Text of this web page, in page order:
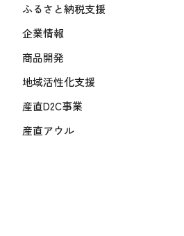
ふるさと納税支援
企業情報
商品開発
地域活性化支援
産直D2C事業
産直アウル